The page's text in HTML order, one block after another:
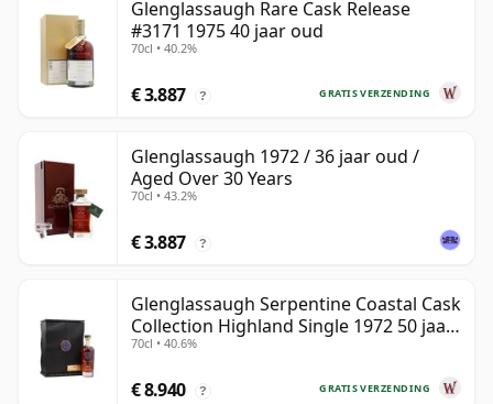
Glenglassaugh Rare Cask Release
#3171 1975 40 jaar oud
70cl • 40.2%
GRATIS VERZENDING
€ 3.887 ?
Glenglassaugh 1972 / 36 jaar oud /
Aged Over 30 Years
70cl • 43.2%
€ 3.887 ?
Glenglassaugh Serpentine Coastal Cask
Collection Highland Single 1972 50 jaar
oud
70cl • 40.6%
GRATIS VERZENDING
€ 8.940 ?